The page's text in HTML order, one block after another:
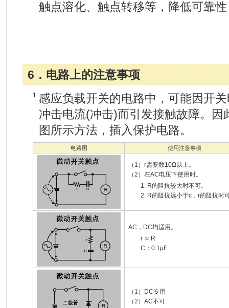
触点溶化、触点转移等，降低可靠
6．电路上的注意事项
1. 感应负载开关的电路中，可能因开
冲击电流(冲击)而引发接触故障。
图所示方法，插入保护电路。
电路图 使用注意事项
（1）r需要数10Ω以上。
（2）在AC电压下使用时。
1. R的阻抗较大时不可。
2. R的阻抗远小于c，r的阻抗时
AC，DC均适用。
r ≃ R
C：0.1μF
（1）DC专用
（2）AC不可